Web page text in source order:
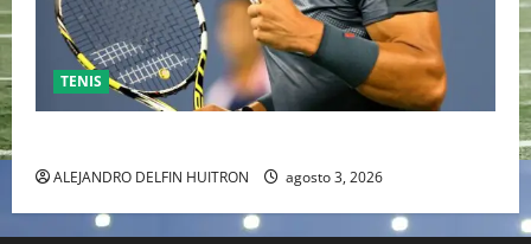
TENIS
ALEJANDRO DELFIN HUITRON agosto 3, 2026